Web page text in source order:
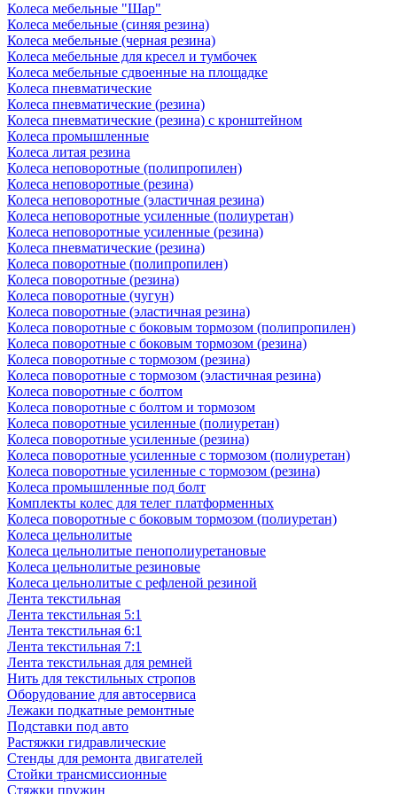
Колеса мебельные "Шар"
Колеса мебельные (синяя резина)
Колеса мебельные (черная резина)
Колеса мебельные для кресел и тумбочек
Колеса мебельные сдвоенные на площадке
Колеса пневматические
Колеса пневматические (резина)
Колеса пневматические (резина) с кронштейном
Колеса промышленные
Колеса литая резина
Колеса неповоротные (полипропилен)
Колеса неповоротные (резина)
Колеса неповоротные (эластичная резина)
Колеса неповоротные усиленные (полиуретан)
Колеса неповоротные усиленные (резина)
Колеса пневматические (резина)
Колеса поворотные (полипропилен)
Колеса поворотные (резина)
Колеса поворотные (чугун)
Колеса поворотные (эластичная резина)
Колеса поворотные c боковым тормозом (полипропилен)
Колеса поворотные c боковым тормозом (резина)
Колеса поворотные c тормозом (резина)
Колеса поворотные c тормозом (эластичная резина)
Колеса поворотные с болтом
Колеса поворотные с болтом и тормозом
Колеса поворотные усиленные (полиуретан)
Колеса поворотные усиленные (резина)
Колеса поворотные усиленные с тормозом (полиуретан)
Колеса поворотные усиленные с тормозом (резина)
Колеса промышленные под болт
Комплекты колес для телег платформенных
Колеса поворотные c боковым тормозом (полиуретан)
Колеса цельнолитые
Колеса цельнолитые пенополиуретановые
Колеса цельнолитые резиновые
Колеса цельнолитые с рефленой резиной
Лента текстильная
Лента текстильная 5:1
Лента текстильная 6:1
Лента текстильная 7:1
Лента текстильная для ремней
Нить для текстильных стропов
Оборудование для автосервиса
Лежаки подкатные ремонтные
Подставки под авто
Растяжки гидравлические
Стенды для ремонта двигателей
Стойки трансмиссионные
Стяжки пружин